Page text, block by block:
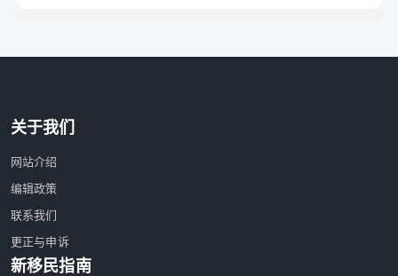
关于我们
网站介绍
编辑政策
联系我们
更正与申诉
新移民指南